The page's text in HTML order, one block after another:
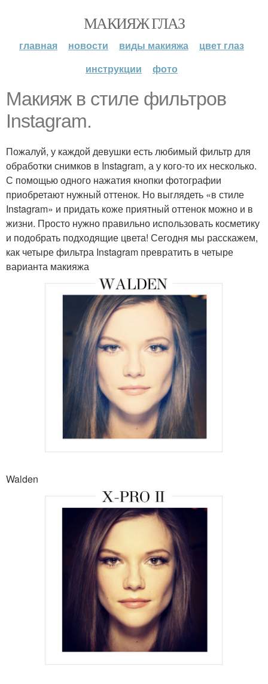
МАКИЯЖ ГЛАЗ
главная новости виды макияжа
цвет глаз
инструкции
фото
Макияж в стиле фильтров
Instagram.
Пожалуй, у каждой девушки есть любимый фильтр для
обработки снимков в Instagram, а у кого-то их несколько.
С помощью одного нажатия кнопки фотографии
приобретают нужный оттенок. Но выглядеть «в стиле
Instagram» и придать коже приятный оттенок можно и в
жизни. Просто нужно правильно использовать косметику
и подобрать подходящие цвета! Сегодня мы расскажем,
как четыре фильтра Instagram превратить в четыре
варианта макияжа
Walden